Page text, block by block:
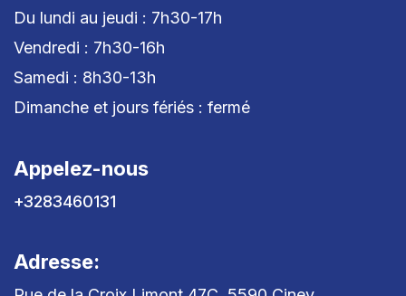
Du lundi au jeudi : 7h30-17h
Vendredi : 7h30-16h
Samedi : 8h30-13h
Dimanche et jours fériés : fermé
Appelez-nous
+3283460131
Adresse: